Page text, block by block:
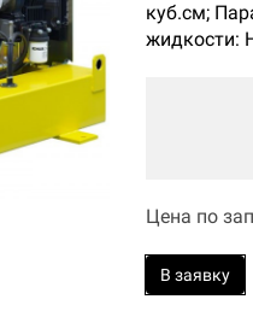
куб.см;
жидкости:
Цена по
В заявку